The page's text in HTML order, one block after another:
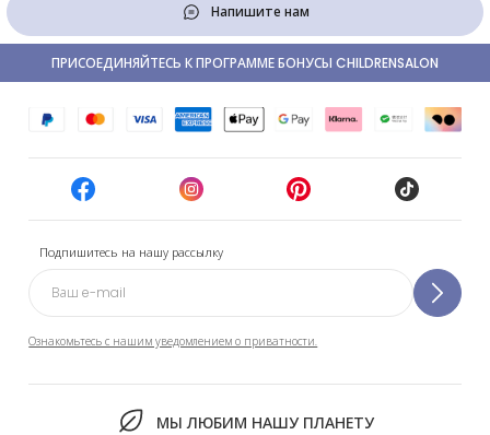
Напишите нам
Подпишитесь на нашу рассылку
Ознакомьтесь с нашим уведомлением о приватности.
МЫ ЛЮБИМ НАШУ ПЛАНЕТУ
ПРИСОЕДИНЯЙТЕСЬ К ПРОГРАММЕ БОНУСЫ CHILDRENSALON